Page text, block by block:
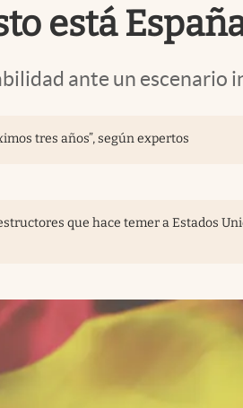
está
ante un escenario
tres años”, según expertos
que hace temer a Estados